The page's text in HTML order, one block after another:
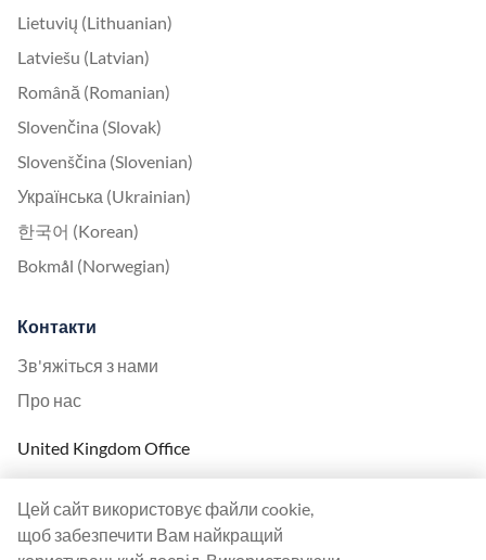
Lietuvių (Lithuanian)
Latviešu (Latvian)
Română (Romanian)
Slovenčina (Slovak)
Slovenščina (Slovenian)
Українська (Ukrainian)
한국어 (Korean)
Bokmål (Norwegian)
Контакти
Зв'яжіться з нами
Про нас
United Kingdom Office
144A Clerkenwell Rd
London, EC1R 5DF
Цей сайт використовує файли cookie,
щоб забезпечити Вам найкращий